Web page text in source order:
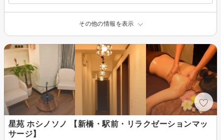
その他の情報を表示
星苑 ホシノソノ 【新橋・駅前・リラクゼーションマッ
サージ】